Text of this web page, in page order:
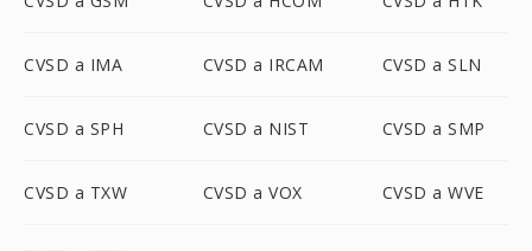
CVSD a IMA CVSD a IRCAM CVSD a SLN
CVSD a SPH CVSD a NIST CVSD a SMP
CVSD a TXW CVSD a VOX CVSD a WVE